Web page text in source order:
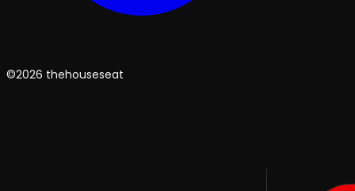
©2026 thehouseseat